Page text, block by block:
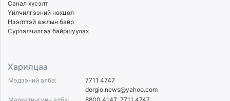
Санал хүсэлт
Үйлчилгээний нөхцөл
Нээлттэй ажлын байр
Сурталчилгаа байршуулах
Харилцаа
Мэдээний алба:
7711 4747
dorgio.news@yahoo.com